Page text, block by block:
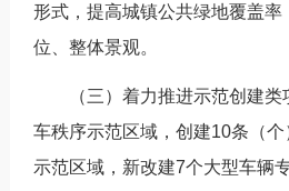
形式，提高城镇公共绿地覆盖率
位、整体景观。
（三）着力推进示范创建类
车秩序示范区域，创建10条（
示范区域，新改建7个大型车辆